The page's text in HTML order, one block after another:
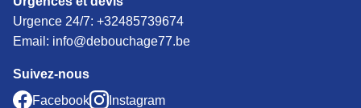
Urgence 24/7: +32485739674
Email: info@debouchage77.be
Suivez-nous
Facebook
Instagram